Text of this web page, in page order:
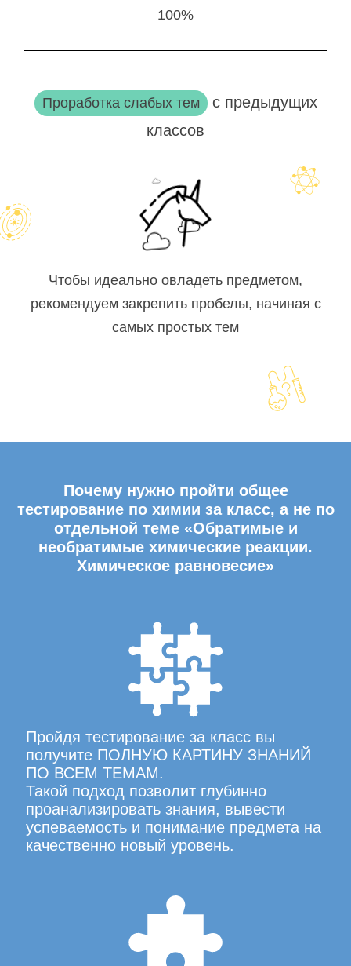
100%
Проработка слабых тем с предыдущих
классов
Чтобы идеально овладеть предметом,
рекомендуем закрепить пробелы, начиная с
самых простых тем
Почему нужно пройти общее
тестирование по химии за класс, а не по
отдельной теме «Обратимые и
необратимые химические реакции.
Химическое равновесие»
Пройдя тестирование за класс вы
получите ПОЛНУЮ КАРТИНУ ЗНАНИЙ
ПО ВСЕМ ТЕМАМ.
Такой подход позволит глубинно
проанализировать знания, вывести
успеваемость и понимание предмета на
качественно новый уровень.